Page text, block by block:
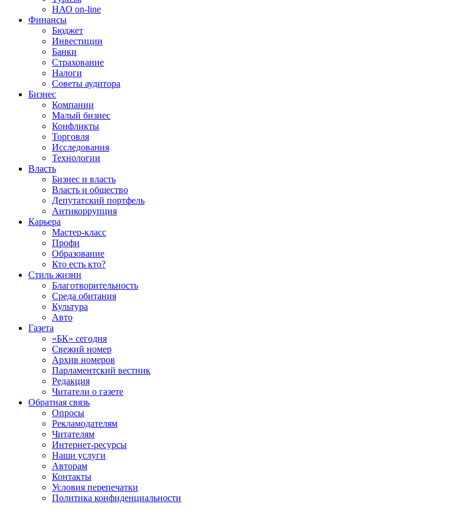
НАО on-line
Финансы
Бюджет
Инвестиции
Банки
Страхование
Налоги
Советы аудитора
Бизнес
Компании
Малый бизнес
Конфликты
Торговля
Исследования
Технологии
Власть
Бизнес и власть
Власть и общество
Депутатский портфель
Антикоррупция
Карьера
Мастер-класс
Профи
Образование
Кто есть кто?
Стиль жизни
Благотворительность
Среда обитания
Культура
Авто
Газета
«БК» сегодня
Свежий номер
Архив номеров
Парламентский вестник
Редакция
Читатели о газете
Обратная связь
Опросы
Рекламодателям
Читателям
Интернет-ресурсы
Наши услуги
Авторам
Контакты
Условия перепечатки
Политика конфиденциальности